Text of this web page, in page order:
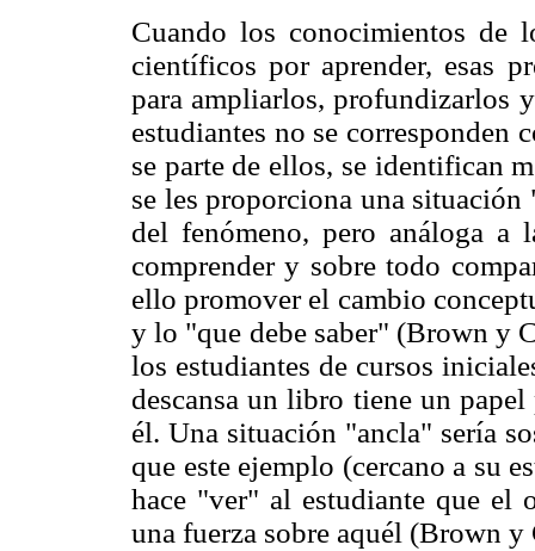
Cuando los conocimientos de
científicos por aprender, esas
para ampliarlos, profundizarlos
estudiantes no se corresponden
se parte de ellos, se identifican
se les proporciona una
del fenómeno, pero análoga a
comprender y sobre todo
ello promover el cambio
y lo "que debe saber" (Brown y
los estudiantes de cursos
descansa un libro tiene un
él. Una situación "ancla" sería
que este ejemplo (cercano a su
hace "ver" al estudiante que el
una fuerza sobre aquél (Brown